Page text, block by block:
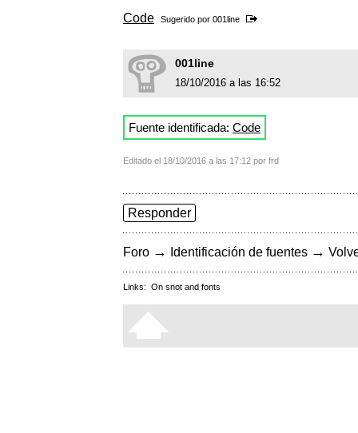
Code Sugerido por 001line
001line
18/10/2016 a las 16:52
Fuente identificada: Code
Editado el 18/10/2016 a las 17:12 por frd
Responder
Foro → Identificación de fuentes →
Links: On snot and fonts